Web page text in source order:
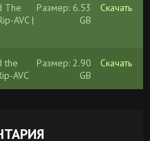
The
AVC |
Размер: 6.53
GB
Скачать
the
AVC
Размер: 2.90
GB
Скачать